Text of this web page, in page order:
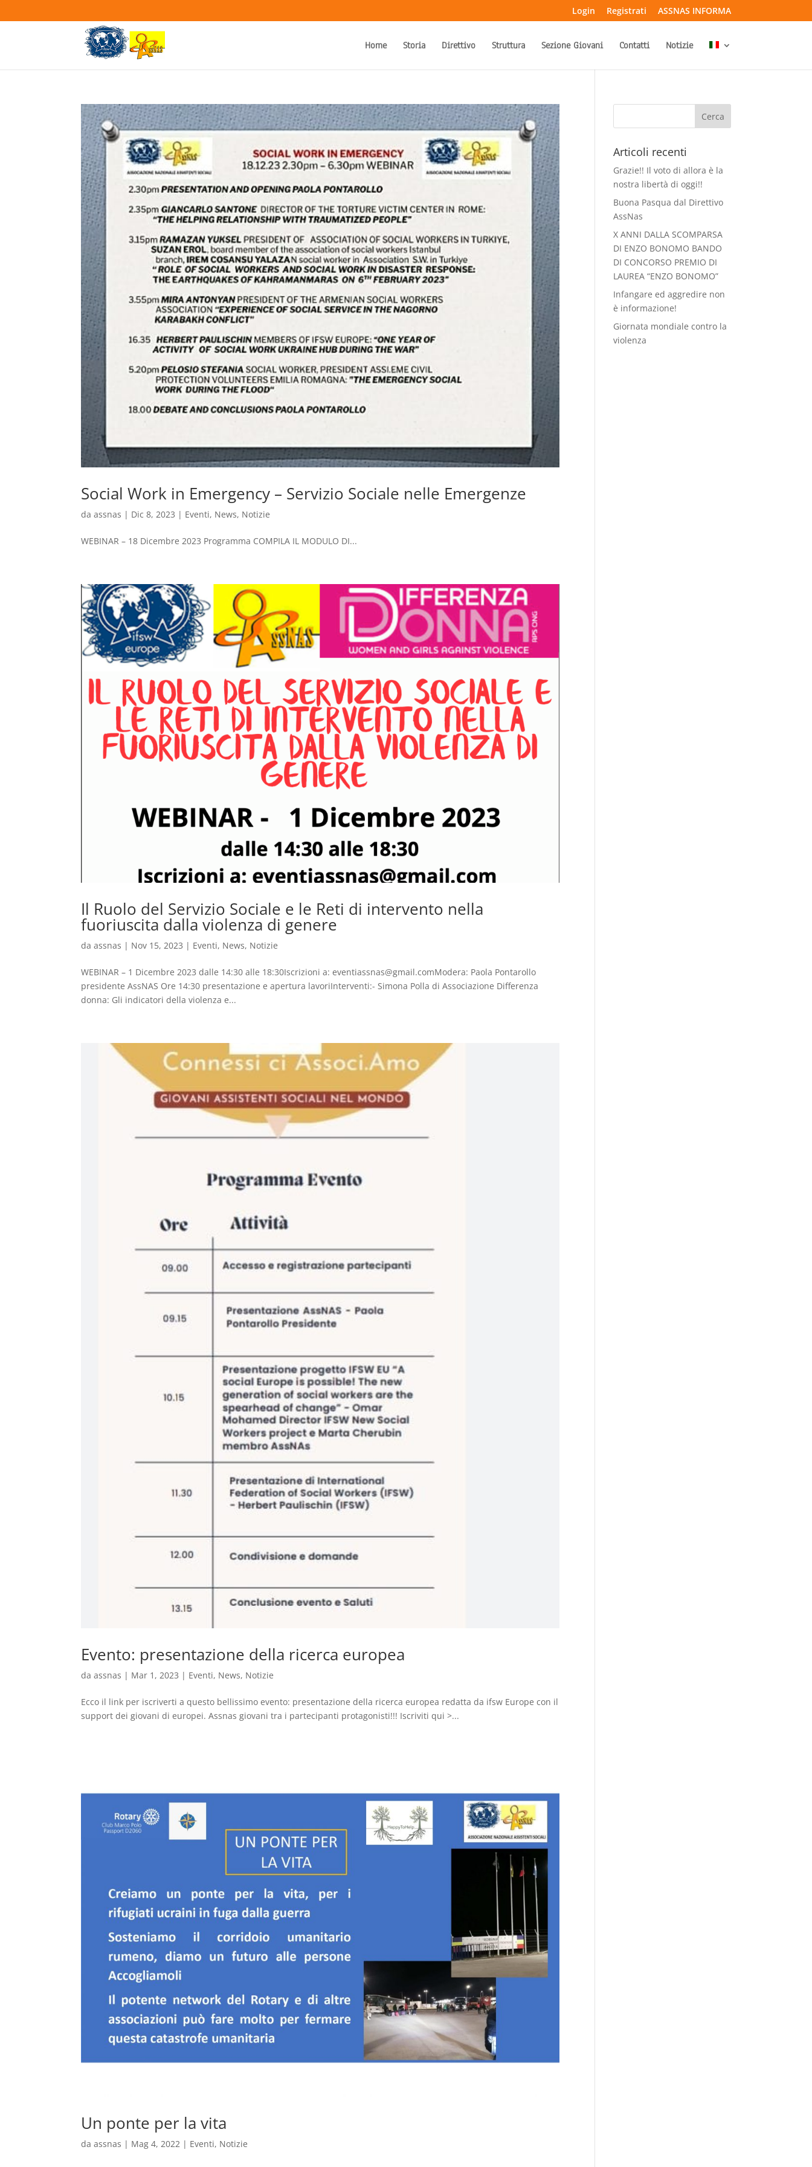
Login Registrati ASSNAS INFORMA
Home Storia Direttivo Struttura Sezione Giovani Contatti Notizie
Social Work in Emergency – Servizio Sociale nelle Emergenze
daassnas | Dic 8, 2023 | Eventi, News, Notizie
WEBINAR – 18 Dicembre 2023 Programma COMPILA IL MODULO DI...
Il Ruolo del Servizio Sociale e le Reti di intervento nella
fuoriuscita dalla violenza di genere
daassnas | Nov 15, 2023 | Eventi, News, Notizie
WEBINAR – 1 Dicembre 2023 dalle 14:30 alle 18:30Iscrizioni a: eventiassnas@gmail.comModera: Paola Pontarollo
presidente AssNAS Ore 14:30 presentazione e apertura lavoriInterventi:- Simona Polla di Associazione Differenza
donna: Gli indicatori della violenza e...
Evento: presentazione della ricerca europea
daassnas | Mar 1, 2023 | Eventi, News, Notizie
Ecco il link per iscriverti a questo bellissimo evento: presentazione della ricerca europea redatta da ifsw Europe con il
support dei giovani di europei. Assnas giovani tra i partecipanti protagonisti!!! Iscriviti qui >...
Un ponte per la vita
daassnas | Mag 4, 2022 | Eventi, Notizie
Articoli recenti
Grazie!! Il voto di allora è la
nostra libertà di oggi!!
Buona Pasqua dal Direttivo
AssNas
X ANNI DALLA SCOMPARSA
DI ENZO BONOMO BANDO
DI CONCORSO PREMIO DI
LAUREA “ENZO BONOMO”
Infangare ed aggredire non
è informazione!
Giornata mondiale contro la
violenza